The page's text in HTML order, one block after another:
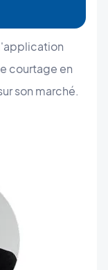
courtage en
son marché.